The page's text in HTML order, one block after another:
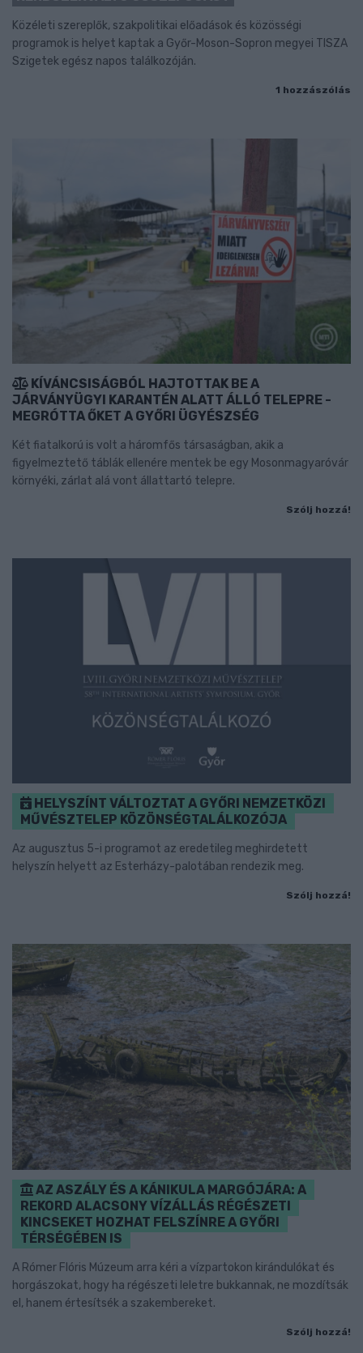
Közéleti szereplők, szakpolitikai előadások és közösségi
programok is helyet kaptak a Győr-Moson-Sopron megyei TISZA
Szigetek egész napos találkozóján.
1 hozzászólás
KÍVÁNCSISÁGBÓL HAJTOTTAK BE A
JÁRVÁNYÜGYI KARANTÉN ALATT ÁLLÓ TELEPRE -
MEGRÓTTA ŐKET A GYŐRI ÜGYÉSZSÉG
Két fiatalkorú is volt a háromfős társaságban, akik a
figyelmeztető táblák ellenére mentek be egy Mosonmagyaróvár
környéki, zárlat alá vont állattartó telepre.
Szólj hozzá!
HELYSZÍNT VÁLTOZTAT A GYŐRI NEMZETKÖZI
MŰVÉSZTELEP KÖZÖNSÉGTALÁLKOZÓJA
Az augusztus 5-i programot az eredetileg meghirdetett
helyszín helyett az Esterházy-palotában rendezik meg.
Szólj hozzá!
AZ ASZÁLY ÉS A KÁNIKULA MARGÓJÁRA: A
REKORD ALACSONY VÍZÁLLÁS RÉGÉSZETI
KINCSEKET HOZHAT FELSZÍNRE A GYŐRI
TÉRSÉGÉBEN IS
A Rómer Flóris Múzeum arra kéri a vízpartokon kirándulókat és
horgászokat, hogy ha régészeti leletre bukkannak, ne mozdítsák
el, hanem értesítsék a szakembereket.
Szólj hozzá!